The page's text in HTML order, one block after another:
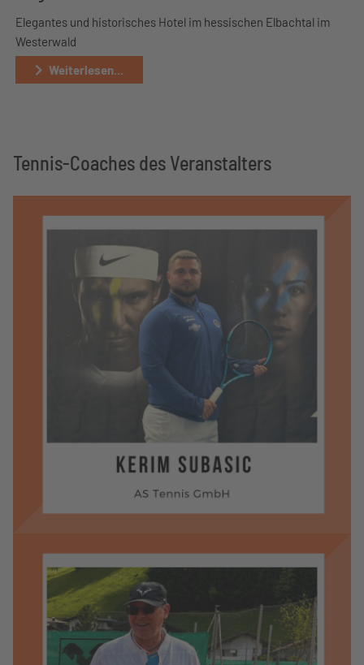
Elegantes und historisches Hotel im hessischen Elbachtal im
Westerwald
Weiterlesen...
Tennis-Coaches des Veranstalters